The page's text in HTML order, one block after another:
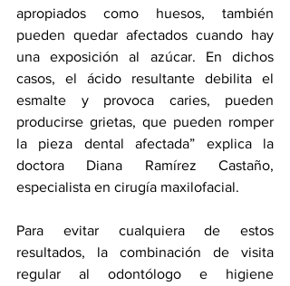
apropiados como huesos, también
pueden quedar afectados cuando hay
una exposición al azúcar. En dichos
casos, el ácido resultante debilita el
esmalte y provoca caries, pueden
producirse grietas, que pueden romper
la pieza dental afectada” explica la
doctora Diana Ramírez Castaño,
especialista en cirugía maxilofacial.
Para evitar cualquiera de estos
resultados, la combinación de visita
regular al odontólogo e higiene